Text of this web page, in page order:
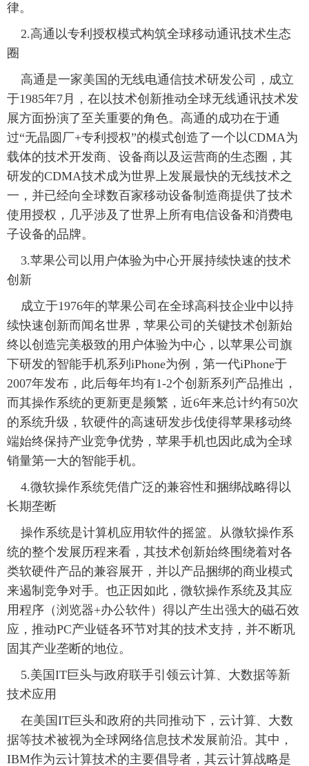
律。
2.高通以专利授权模式构筑全球移动通讯技术生态
圈
高通是一家美国的无线电通信技术研发公司，成立
于1985年7月，在以技术创新推动全球无线通讯技术发
展方面扮演了至关重要的角色。高通的成功在于通
过“无晶圆厂+专利授权”的模式创造了一个以CDMA为
载体的技术开发商、设备商以及运营商的生态圈，其
研发的CDMA技术成为世界上发展最快的无线技术之
一，并已经向全球数百家移动设备制造商提供了技术
使用授权，几乎涉及了世界上所有电信设备和消费电
子设备的品牌。
3.苹果公司以用户体验为中心开展持续快速的技术
创新
成立于1976年的苹果公司在全球高科技企业中以持
续快速创新而闻名世界，苹果公司的关键技术创新始
终以创造完美极致的用户体验为中心，以苹果公司旗
下研发的智能手机系列iPhone为例，第一代iPhone于
2007年发布，此后每年均有1-2个创新系列产品推出，
而其操作系统的更新更是频繁，近6年来总计约有50次
的系统升级，软硬件的高速研发步伐使得苹果移动终
端始终保持产业竞争优势，苹果手机也因此成为全球
销量第一大的智能手机。
4.微软操作系统凭借广泛的兼容性和捆绑战略得以
长期垄断
操作系统是计算机应用软件的摇篮。从微软操作系
统的整个发展历程来看，其技术创新始终围绕着对各
类软硬件产品的兼容展开，并以产品捆绑的商业模式
来遏制竞争对手。也正因如此，微软操作系统及其应
用程序（浏览器+办公软件）得以产生出强大的磁石效
应，推动PC产业链各环节对其的技术支持，并不断巩
固其产业垄断的地位。
5.美国IT巨头与政府联手引领云计算、大数据等新
技术应用
在美国IT巨头和政府的共同推动下，云计算、大数
据等技术被视为全球网络信息技术发展前沿。其中，
IBM作为云计算技术的主要倡导者，其云计算战略是